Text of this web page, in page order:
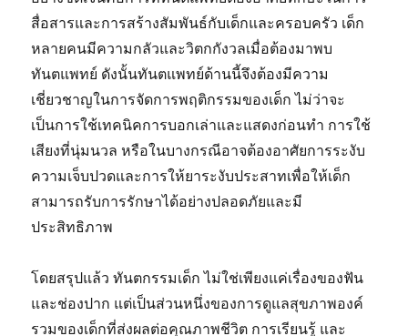
สื่อสารและการสร้างสัมพันธ์กับเด็กและครอบครัว เด็ก
หลายคนมีความกลัวและวิตกกังวลเมื่อต้องมาพบ
ทันตแพทย์ ดังนั้นทันตแพทย์ด้านนี้จึงต้องมีความ
เชี่ยวชาญในการจัดการพฤติกรรมของเด็ก ไม่ว่าจะ
เป็นการใช้เทคนิคการบอกเล่าและแสดงก่อนทำ การใช้
เสียงที่นุ่มนวล หรือในบางกรณีอาจต้องอาศัยการระงับ
ความเจ็บปวดและการให้ยาระงับประสาทเพื่อให้เด็ก
สามารถรับการรักษาได้อย่างปลอดภัยและมี
ประสิทธิภาพ
โดยสรุปแล้ว ทันตกรรมเด็ก ไม่ใช่เพียงแค่เรื่องของฟัน
และช่องปาก แต่เป็นส่วนหนึ่งของการดูแลสุขภาพองค์
รวมของเด็กที่ส่งผลต่อคุณภาพชีวิต การเรียนรู้ และ